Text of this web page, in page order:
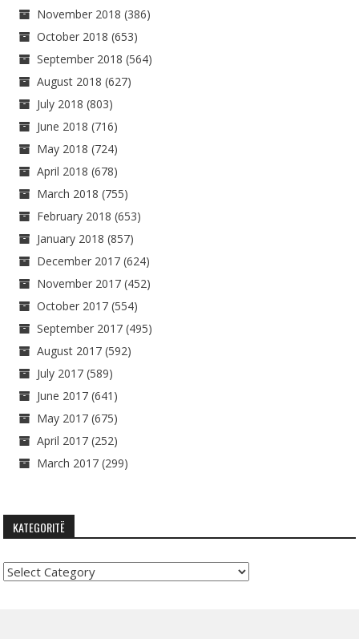
November 2018 (386)
October 2018 (653)
September 2018 (564)
August 2018 (627)
July 2018 (803)
June 2018 (716)
May 2018 (724)
April 2018 (678)
March 2018 (755)
February 2018 (653)
January 2018 (857)
December 2017 (624)
November 2017 (452)
October 2017 (554)
September 2017 (495)
August 2017 (592)
July 2017 (589)
June 2017 (641)
May 2017 (675)
April 2017 (252)
March 2017 (299)
KATEGORITË
Kategoritë